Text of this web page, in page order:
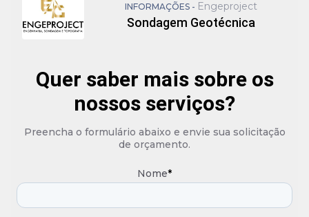
INFORMAÇÕES - Engeproject
Sondagem Geotécnica
Quer saber mais sobre os
nossos serviços?
Preencha o formulário abaixo e envie sua solicitação
de orçamento.
Nome*